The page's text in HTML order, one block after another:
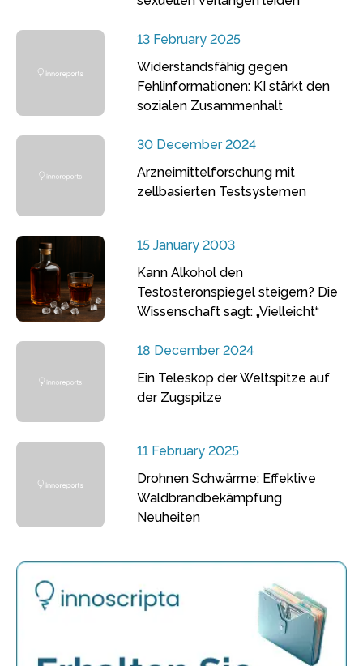
13 February 2025
Widerstandsfähig gegen
Fehlinformationen: KI stärkt den
sozialen Zusammenhalt
30 December 2024
Arzneimittelforschung mit
zellbasierten Testsystemen
15 January 2003
Kann Alkohol den
Testosteronspiegel steigern? Die
Wissenschaft sagt: „Vielleicht“
18 December 2024
Ein Teleskop der Weltspitze auf
der Zugspitze
11 February 2025
Drohnen Schwärme: Effektive
Waldbrandbekämpfung
Neuheiten